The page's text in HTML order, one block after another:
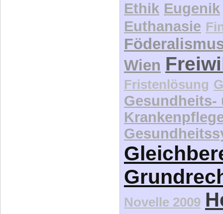
Ethik Eugenik
Euthanasie
Wien
Fristenlösung
Gesundheits-
Novelle 2009